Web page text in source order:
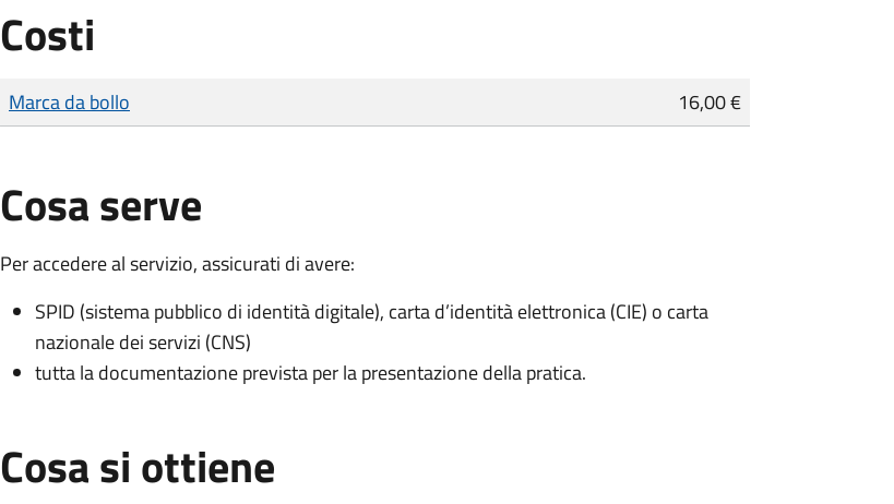
Costi
Tipo di pagamento
Importo
Marca da bollo 16,00 €
Cosa serve
Per accedere al servizio, assicurati di avere:
SPID (sistema pubblico di identità digitale), carta d’identità elettronica (CIE) o carta
nazionale dei servizi (CNS)
tutta la documentazione prevista per la presentazione della pratica.
Cosa si ottiene